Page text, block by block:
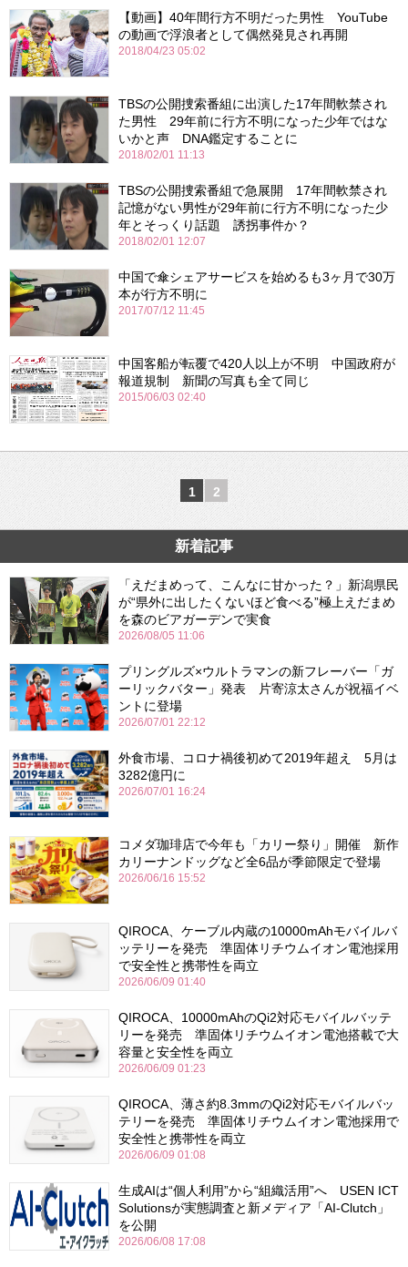
【動画】40年間行方不明だった男性 YouTube
の動画で浮浪者として偶然発見され再開
2018/04/23 05:02
TBSの公開捜索番組に出演した17年間軟禁され
た男性 29年前に行方不明になった少年ではな
いかと声 DNA鑑定することに
2018/02/01 11:13
TBSの公開捜索番組で急展開 17年間軟禁され
記憶がない男性が29年前に行方不明になった少
年とそっくり話題 誘拐事件か？
2018/02/01 12:07
中国で傘シェアサービスを始めるも3ヶ月で30万
本が行方不明に
2017/07/12 11:45
中国客船が転覆で420人以上が不明 中国政府が
報道規制 新聞の写真も全て同じ
2015/06/03 02:40
1 2
新着記事
「えだまめって、こんなに甘かった？」新潟県民
が“県外に出したくないほど食べる”極上えだまめ
を森のビアガーデンで実食
2026/08/05 11:06
プリングルズ×ウルトラマンの新フレーバー「ガ
ーリックバター」発表 片寄涼太さんが祝福イベ
ントに登場
2026/07/01 22:12
外食市場、コロナ禍後初めて2019年超え 5月は
3282億円に
2026/07/01 16:24
コメダ珈琲店で今年も「カリー祭り」開催 新作
カリーナンドッグなど全6品が季節限定で登場
2026/06/16 15:52
QIROCA、ケーブル内蔵の10000mAhモバイルバ
ッテリーを発売 準固体リチウムイオン電池採用
で安全性と携帯性を両立
2026/06/09 01:40
QIROCA、10000mAhのQi2対応モバイルバッテ
リーを発売 準固体リチウムイオン電池搭載で大
容量と安全性を両立
2026/06/09 01:23
QIROCA、薄さ約8.3mmのQi2対応モバイルバッ
テリーを発売 準固体リチウムイオン電池採用で
安全性と携帯性を両立
2026/06/09 01:08
生成AIは“個人利用”から“組織活用”へ USEN ICT
Solutionsが実態調査と新メディア「AI-Clutch」
を公開
2026/06/08 17:08